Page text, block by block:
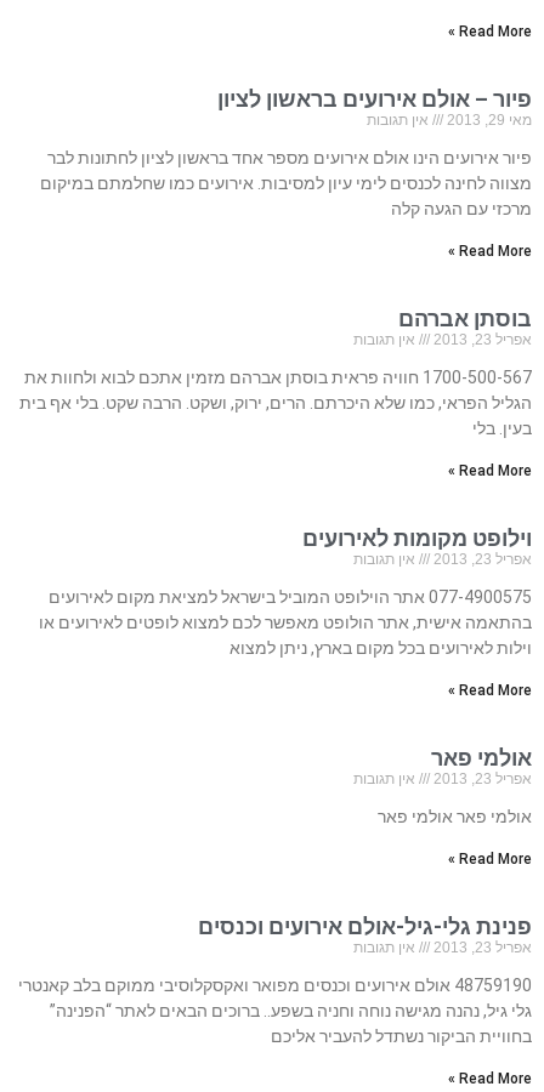
Read More »
פיור – אולם אירועים בראשון לציון
מאי 29, 2013 אין תגובות
פיור אירועים הינו אולם אירועים מספר אחד בראשון לציון לחתונות לבר
מצווה לחינה לכנסים לימי עיון למסיבות. אירועים כמו שחלמתם במיקום
מרכזי עם הגעה קלה
Read More »
בוסתן אברהם
אפריל 23, 2013 אין תגובות
1700-500-567 חוויה פראית בוסתן אברהם מזמין אתכם לבוא ולחוות את
הגליל הפראי, כמו שלא היכרתם. הרים, ירוק, ושקט. הרבה שקט. בלי אף בית
בעין. בלי
Read More »
וילופט מקומות לאירועים
אפריל 23, 2013 אין תגובות
077-4900575 אתר הוילופט המוביל בישראל למציאת מקום לאירועים
בהתאמה אישית, אתר הולופט מאפשר לכם למצוא לופטים לאירועים או
וילות לאירועים בכל מקום בארץ, ניתן למצוא
Read More »
אולמי פאר
אפריל 23, 2013 אין תגובות
אולמי פאר אולמי פאר
Read More »
פנינת גלי-גיל-אולם אירועים וכנסים
אפריל 23, 2013 אין תגובות
48759190 אולם אירועים וכנסים מפואר ואקסקלוסיבי ממוקם בלב קאנטרי
גלי גיל, נהנה מגישה נוחה וחניה בשפע.. ברוכים הבאים לאתר “הפנינה”
בחוויית הביקור נשתדל להעביר אליכם
Read More »